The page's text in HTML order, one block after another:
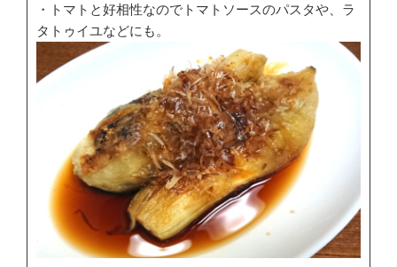
・トマトと好相性なのでトマトソースのパスタや、ラ
タトゥイユなどにも。